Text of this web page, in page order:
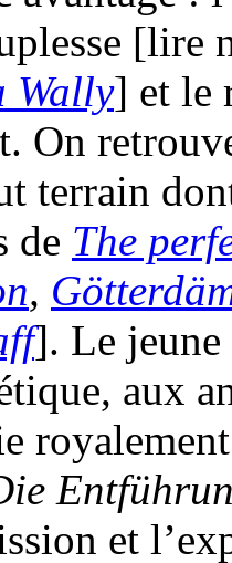
[lire
Wally] et le
On
terrain
de The
,
]. Le
aux
et